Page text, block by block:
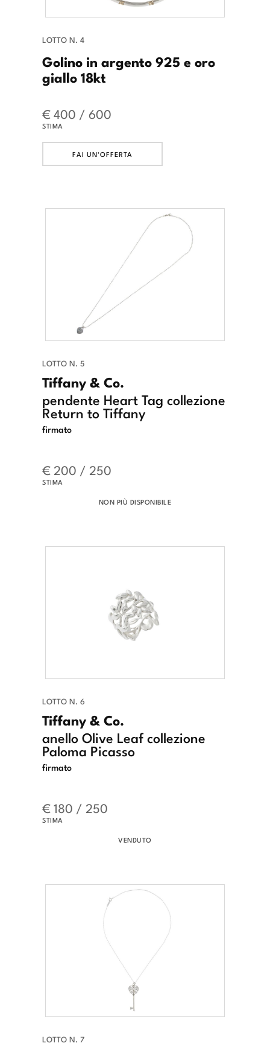
LOTTO N. 4
Golino in argento 925 e oro
giallo 18kt
€ 400 / 600
STIMA
FAI UN'OFFERTA
LOTTO N. 5
Tiffany & Co.
pendente Heart Tag collezione
Return to Tiffany
firmato
€ 200 / 250
STIMA
NON PIÙ DISPONIBILE
LOTTO N. 6
Tiffany & Co.
anello Olive Leaf collezione
Paloma Picasso
firmato
€ 180 / 250
STIMA
VENDUTO
LOTTO N. 7